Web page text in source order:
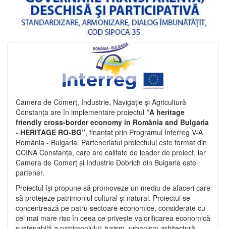
Camera de Comerț, Industrie, Navigație și Agricultură
Constanța are în implementare proiectul “A heritage
friendly cross-border economy in România and Bulgaria
- HERITAGE RO-BG”, finanțat prin Programul Interreg V-A
România - Bulgaria. Parteneriatul proiectului este format din
CCINA Constanța, care are calitate de leader de proiect, iar
Camera de Comerț și Industrie Dobrich din Bulgaria este
partener.
Proiectul își propune să promoveze un mediu de afaceri care
să protejeze patrimoniul cultural și natural. Proiectul se
concentrează pe patru sectoare economice, considerate cu
cel mai mare risc în ceea ce privește valorificarea economică